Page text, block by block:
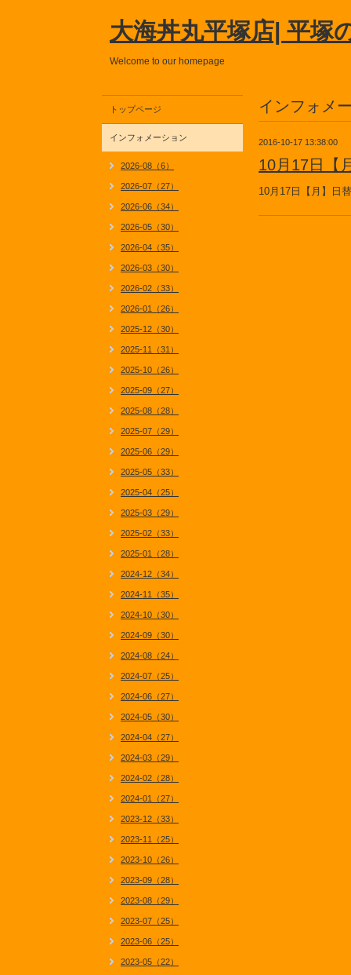
大海丼丸平塚店| 平塚
Welcome to our homepage
インフォメ
2016-10-17 13:38:00
10月17日【
10月17日【月】日
トップページ
インフォメーション
2026-08（6）
2026-07（27）
2026-06（34）
2026-05（30）
2026-04（35）
2026-03（30）
2026-02（33）
2026-01（26）
2025-12（30）
2025-11（31）
2025-10（26）
2025-09（27）
2025-08（28）
2025-07（29）
2025-06（29）
2025-05（33）
2025-04（25）
2025-03（29）
2025-02（33）
2025-01（28）
2024-12（34）
2024-11（35）
2024-10（30）
2024-09（30）
2024-08（24）
2024-07（25）
2024-06（27）
2024-05（30）
2024-04（27）
2024-03（29）
2024-02（28）
2024-01（27）
2023-12（33）
2023-11（25）
2023-10（26）
2023-09（28）
2023-08（29）
2023-07（25）
2023-06（25）
2023-05（22）